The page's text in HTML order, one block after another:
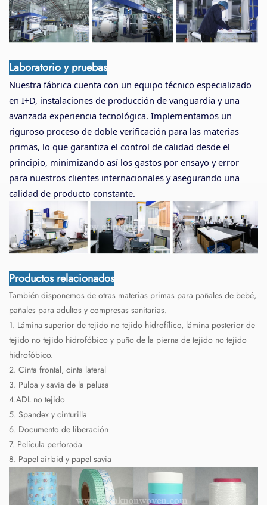
Laboratorio y pruebas
Nuestra fábrica cuenta con un equipo técnico especializado
en I+D, instalaciones de producción de vanguardia y una
avanzada experiencia tecnológica. Implementamos un
riguroso proceso de doble verificación para las materias
primas, lo que garantiza el control de calidad desde el
principio, minimizando así los gastos por ensayo y error
para nuestros clientes internacionales y asegurando una
calidad de producto constante.
Productos relacionados
También disponemos de otras materias primas para pañales de bebé,
pañales para adultos y compresas sanitarias.
1. Lámina superior de tejido no tejido hidrofílico, lámina posterior de
tejido no tejido hidrofóbico y puño de la pierna de tejido no tejido
hidrofóbico.
2. Cinta frontal, cinta lateral
3. Pulpa y savia de la pelusa
4.ADL no tejido
5. Spandex y cinturilla
6. Documento de liberación
7. Película perforada
8. Papel airlaid y papel savia